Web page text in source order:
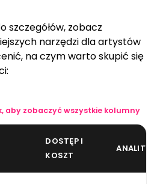
szczegółów, zobacz
narzędzi dla artystów
na czym warto skupić się
aby zobaczyć wszystkie kolumny
DOSTĘP I
KOSZT